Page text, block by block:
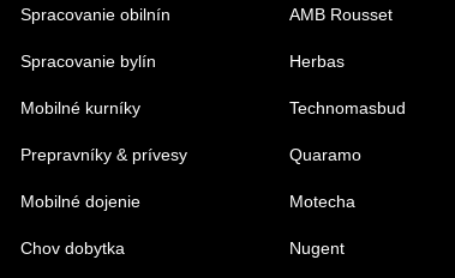
Spracovanie obilnín
Spracovanie bylín
Mobilné kurníky
Prepravníky & prívesy
Mobilné dojenie
Chov dobytka
AMB Rousset
Herbas
Technomasbud
Quaramo
Motecha
Nugent